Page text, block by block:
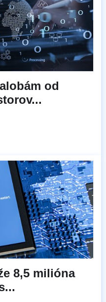
od
8,5 milióna